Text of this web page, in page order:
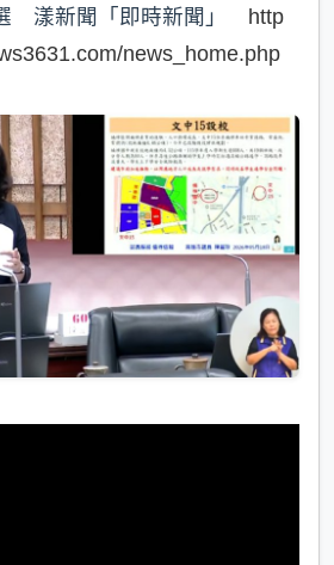
漾新聞「即時新聞」 http
news_home.php